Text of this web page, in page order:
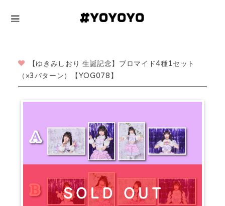
【ゆきみしおり 生誕記念】ブロマイド4種1セット
（×3パターン）【YOG078】